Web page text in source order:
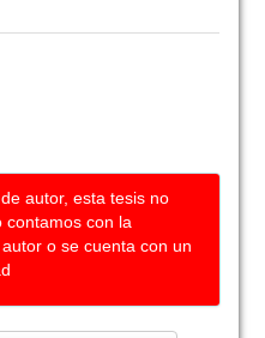
autor, esta tesis no
contamos con la
o se cuenta con un